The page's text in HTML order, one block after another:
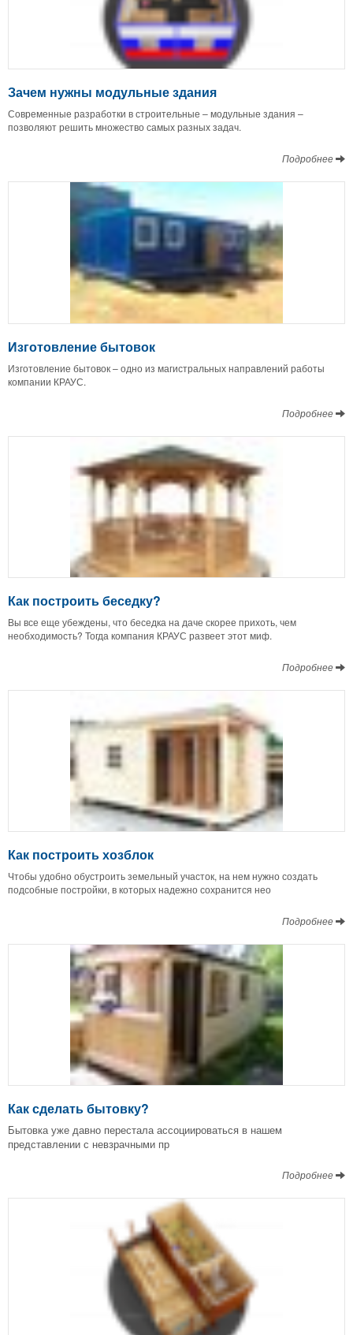
Зачем нужны модульные здания
Современные разработки в строительные – модульные здания –
позволяют решить множество самых разных задач.
Подробнее
Изготовление бытовок
Изготовление бытовок – одно из магистральных направлений работы
компании КРАУС.
Подробнее
Как построить беседку?
Вы все еще убеждены, что беседка на даче скорее прихоть, чем
необходимость? Тогда компания КРАУС развеет этот миф.
Подробнее
Как построить хозблок
Чтобы удобно обустроить земельный участок, на нем нужно создать
подсобные постройки, в которых надежно сохранится нео
Подробнее
Как сделать бытовку?
Бытовка уже давно перестала ассоциироваться в нашем
представлении с невзрачными пр
Подробнее